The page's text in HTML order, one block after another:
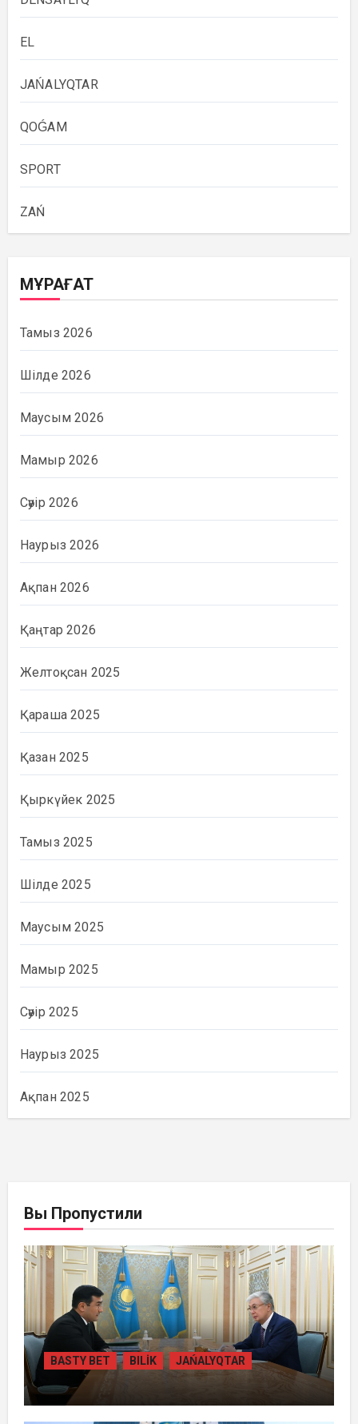
EL
JAŃALYQTAR
QOǴAM
SPORT
ZAŃ
МҰРАҒАТ
Тамыз 2026
Шілде 2026
Маусым 2026
Мамыр 2026
Сәуір 2026
Наурыз 2026
Ақпан 2026
Қаңтар 2026
Желтоқсан 2025
Қараша 2025
Қазан 2025
Қыркүйек 2025
Тамыз 2025
Шілде 2025
Маусым 2025
Мамыр 2025
Сәуір 2025
Наурыз 2025
Ақпан 2025
Вы Пропустили
BASTY BET BILİK JAŃALYQTAR
ПРЕЗИДЕНТ «БӘЙТЕРЕК» ХОЛДИНГІНІҢ
БАСШЫСЫН ҚАБЫЛДАДЫ